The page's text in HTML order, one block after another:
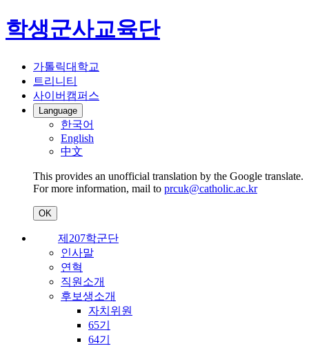
학생군사교육단
가톨릭대학교
트리니티
사이버캠퍼스
Language
한국어
English
中文
This provides an unofficial translation by the Google translate.
For more information, mail to prcuk@catholic.ac.kr
OK
제207학군단
인사말
연혁
직원소개
후보생소개
자치위원
65기
64기